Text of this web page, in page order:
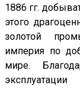
1886 гг.
этого
золотой
империя по
мире.